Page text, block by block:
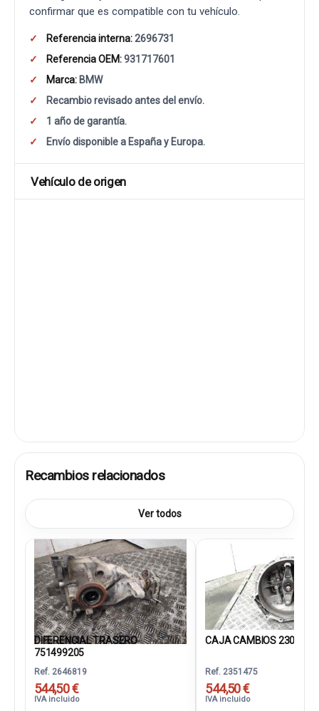
confirmar que es compatible con tu vehículo.
Referencia interna:2696731
Referencia OEM:931717601
Marca: BMW
Recambio revisado antes del envío.
1 año de garantía.
Envío disponible a España y Europa.
Vehículo de origen
Recambios relacionados
Ver todos
DIFERENCIAL TRASERO
751499205
Ref. 2646819
544,50 €
IVA incluido
CAJA CAMBIOS
Ref. 2351475
544,50 €
IVA incluido